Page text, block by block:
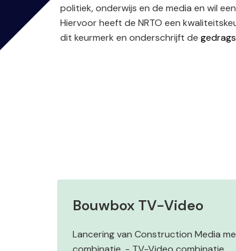
politiek, onderwijs en de media en wil
Hiervoor heeft de NRTO een
dit keurmerk en onderschrijft de
Bouwbox TV-Video
Lancering van Construction Media